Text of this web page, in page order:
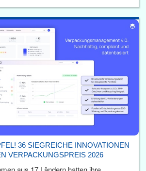
36 SIEGREICHE INNOVATIONEN
VERPACKUNGSPREIS 2026